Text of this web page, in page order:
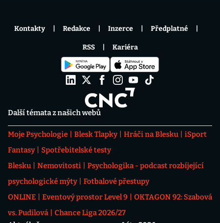
Další témata z našich webů
Moje Psychologie Blesk Tlapky Hráči na Blesku
iSport
Fantasy
Spotřebitelské testy
Blesku
Nemovitosti
Psychologika - podcast rozbíjející
psychologické mýty
Fotbalové přestupy
ONLINE
Eventový prostor Level 9
OKTAGON 92: Szabová
vs. Pudilová
Chance Liga 2026/27
Kontakty Redakce Inzerce Předplatné
RSS Kariéra